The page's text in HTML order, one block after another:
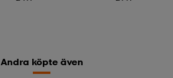
Andra köpte även